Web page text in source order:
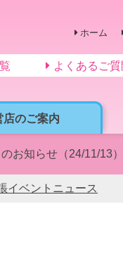
店のご案内
ホーム
よくあるご質
お知らせ（24/11/13）
イベントニュース